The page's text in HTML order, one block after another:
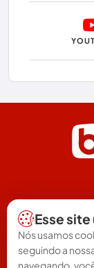
Educação
Eleições
Érico
Esportes
Feira da
Esse
Nós usamos
seguindo a
navegando,